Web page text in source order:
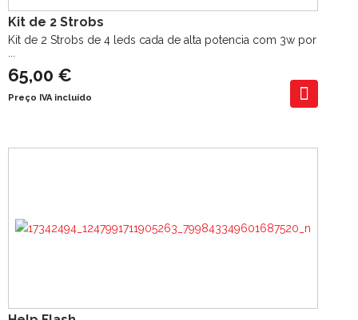
Kit de 2 Strobs
Kit de 2 Strobs de 4 leds cada de alta potencia com 3w por
...
65,00 €
Preço IVA incluído